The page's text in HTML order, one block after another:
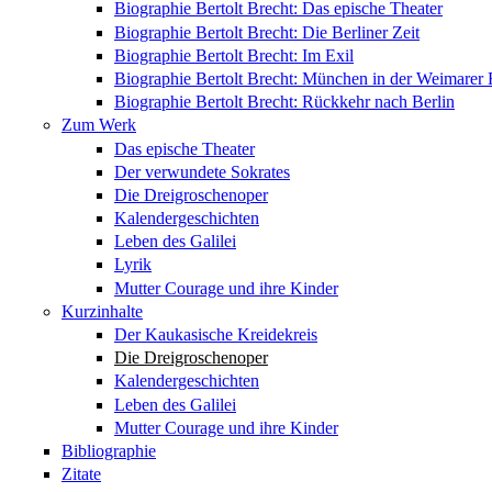
Biographie Bertolt Brecht: Das epische Theater
Biographie Bertolt Brecht: Die Berliner Zeit
Biographie Bertolt Brecht: Im Exil
Biographie Bertolt Brecht: München in der Weimarer
Biographie Bertolt Brecht: Rückkehr nach Berlin
Zum Werk
Das epische Theater
Der verwundete Sokrates
Die Dreigroschenoper
Kalendergeschichten
Leben des Galilei
Lyrik
Mutter Courage und ihre Kinder
Kurzinhalte
Der Kaukasische Kreidekreis
Die Dreigroschenoper
Kalendergeschichten
Leben des Galilei
Mutter Courage und ihre Kinder
Bibliographie
Zitate